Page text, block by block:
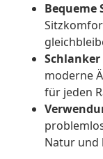
Bequeme
moderne
für jeden
Natur und